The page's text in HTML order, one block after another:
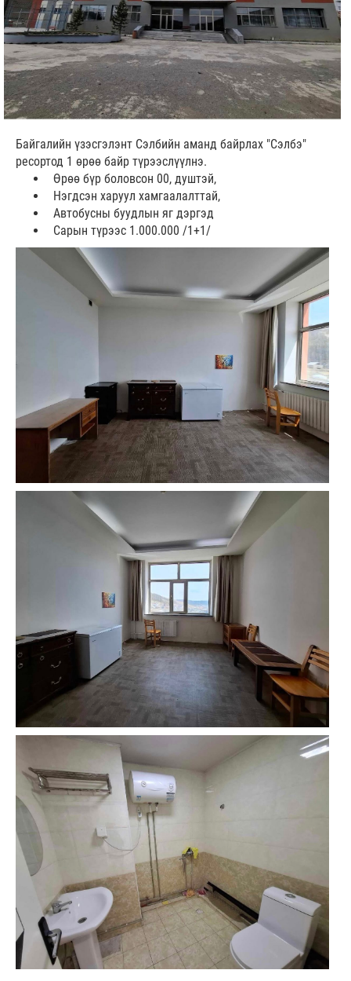
Байгалийн үзэсгэлэнт Сэлбийн аманд байрлах "Сэлбэ"
ресортод 1 өрөө байр түрээслүүлнэ.
Өрөө бүр боловсон 00, душтэй,
Нэгдсэн харуул хамгаалалттай,
Автобусны буудлын яг дэргэд
Сарын түрээс 1.000.000 /1+1/